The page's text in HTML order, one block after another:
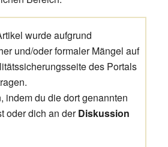
wurde aufgrund
und/oder formaler Mängel auf
des Portals
indem du die dort genannten
oder dich an derDiskussion